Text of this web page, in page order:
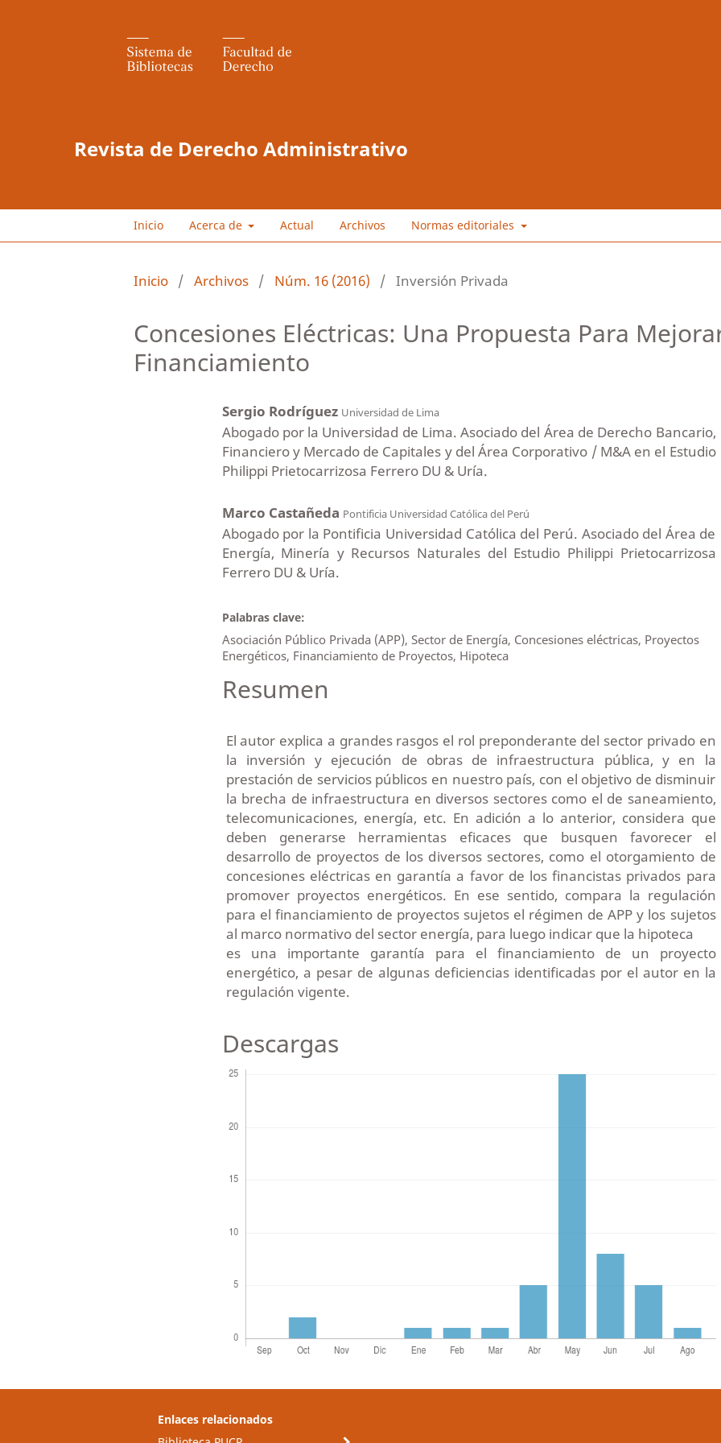
Revista de Derecho Administrativo
Inicio Acerca de Actual Archivos Normas editoriales
Inicio / Archivos / Núm. 16 (2016) / Inversión Privada
Concesiones Eléctricas: Una Propuesta Para
Financiamiento
Sergio Rodríguez Universidad de Lima
Abogado por la Universidad de Lima. Asociado del Área de Derecho Bancario,
Financiero y Mercado de Capitales y del Área Corporativo / M&A en el Estudio
Philippi Prietocarrizosa Ferrero DU & Uría.
Marco Castañeda Pontificia Universidad Católica del Perú
Abogado por la Pontificia Universidad Católica del Perú. Asociado del Área de
Energía, Minería y Recursos Naturales del Estudio Philippi Prietocarrizosa
Ferrero DU & Uría.
Palabras clave:
Asociación Público Privada (APP), Sector de Energía, Concesiones eléctricas, Proyectos
Energéticos, Financiamiento de Proyectos, Hipoteca
Resumen
El autor explica a grandes rasgos el rol preponderante del sector privado en
la inversión y ejecución de obras de infraestructura pública, y en la
prestación de servicios públicos en nuestro país, con el objetivo de disminuir
la brecha de infraestructura en diversos sectores como el de saneamiento,
telecomunicaciones, energía, etc. En adición a lo anterior, considera que
deben generarse herramientas eficaces que busquen favorecer el
desarrollo de proyectos de los diversos sectores, como el otorgamiento de
concesiones eléctricas en garantía a favor de los financistas privados para
promover proyectos energéticos. En ese sentido, compara la regulación
para el financiamiento de proyectos sujetos el régimen de APP y los sujetos
al marco normativo del sector energía, para luego indicar que la hipoteca
es una importante garantía para el financiamiento de un proyecto
energético, a pesar de algunas deficiencias identificadas por el autor en la
regulación vigente.
Descargas
Enlaces relacionados